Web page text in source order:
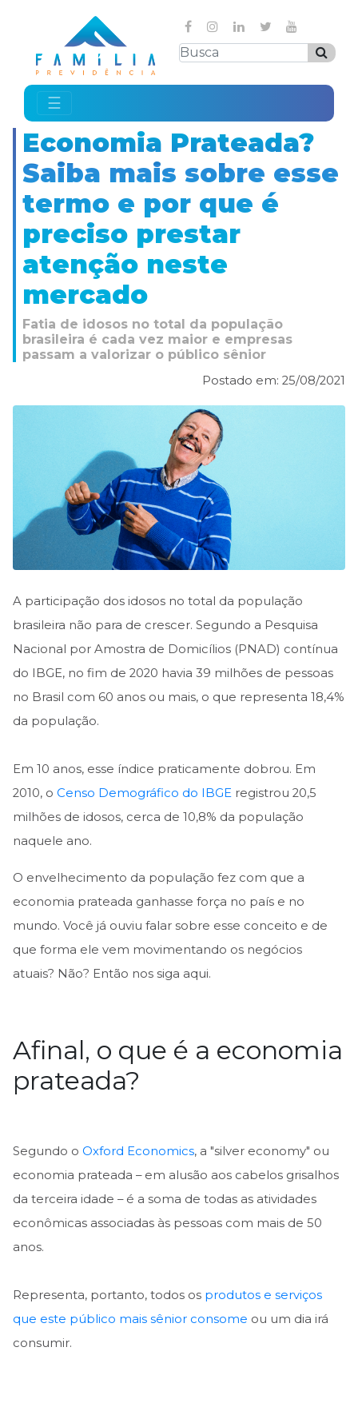
☰
Economia Prateada?
Saiba mais sobre esse
termo e por que é
preciso prestar
atenção neste
mercado
Fatia de idosos no total da população
brasileira é cada vez maior e empresas
passam a valorizar o público sênior
Postado em: 25/08/2021
A participação dos idosos no total da população
brasileira não para de crescer. Segundo a Pesquisa
Nacional por Amostra de Domicílios (PNAD) contínua
do IBGE, no fim de 2020 havia 39 milhões de pessoas
no Brasil com 60 anos ou mais, o que representa 18,4%
da população.
Em 10 anos, esse índice praticamente dobrou. Em
2010, o Censo Demográfico do IBGE registrou 20,5
milhões de idosos, cerca de 10,8% da população
naquele ano.
O envelhecimento da população fez com que a
economia prateada ganhasse força no país e no
mundo. Você já ouviu falar sobre esse conceito e de
que forma ele vem movimentando os negócios
atuais? Não? Então nos siga aqui.
Afinal, o que é a economia
prateada?
Segundo o Oxford Economics, a "silver economy" ou
economia prateada – em alusão aos cabelos grisalhos
da terceira idade – é a soma de todas as atividades
econômicas associadas às pessoas com mais de 50
anos.
Representa, portanto, todos os produtos e serviços
que este público mais sênior consome ou um dia irá
consumir.